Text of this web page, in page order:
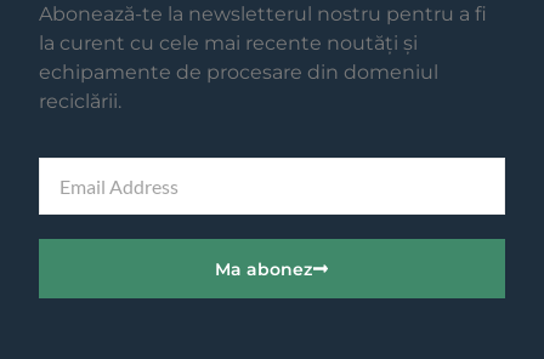
Abonează-te la newsletterul nostru pentru a fi
la curent cu cele mai recente noutăți și
echipamente de procesare din domeniul
reciclării.
Ma abonez